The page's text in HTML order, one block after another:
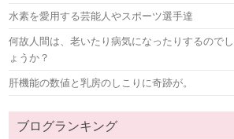
水素を愛用する芸能人やスポーツ選手達
何故人間は、老いたり病気になったりするのでし
ょうか？
肝機能の数値と乳房のしこりに奇跡が。
ブログランキング